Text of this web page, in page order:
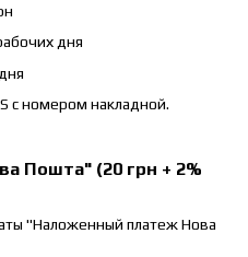
дня
с номером накладной.
Пошта" (20 грн + 2%
"Наложенный платеж Нова